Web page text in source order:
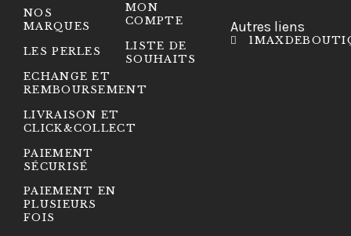
NOS
MARQUES
LES PERLES
ECHANGE ET
REMBOURSEMENT
LIVRAISON ET
CLICK&COLLECT
PAIEMENT
SÉCURISÉ
PAIEMENT EN
PLUSIEURS
FOIS
MON
COMPTE
LISTE DE
SOUHAITS
Autres liens